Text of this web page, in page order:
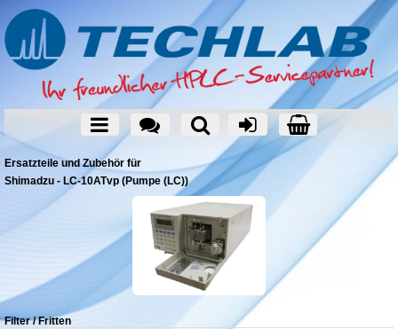
Ersatzteile und Zubehör für
Shimadzu - LC-10ATvp (Pumpe (LC))
Filter / Fritten